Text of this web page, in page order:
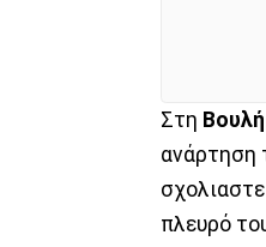
Στη Βουλή
ανάρτηση
πλευρό